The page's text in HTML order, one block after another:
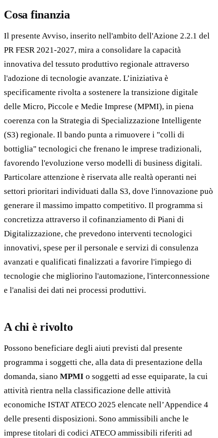
Cosa finanzia
Il presente Avviso, inserito nell'ambito dell'Azione 2.2.1 del
PR FESR 2021-2027, mira a consolidare la capacità
innovativa del tessuto produttivo regionale attraverso
l'adozione di tecnologie avanzate. L’iniziativa è
specificamente rivolta a sostenere la transizione digitale
delle Micro, Piccole e Medie Imprese (MPMI), in piena
coerenza con la Strategia di Specializzazione Intelligente
(S3) regionale. Il bando punta a rimuovere i "colli di
bottiglia" tecnologici che frenano le imprese tradizionali,
favorendo l'evoluzione verso modelli di business digitali.
Particolare attenzione è riservata alle realtà operanti nei
settori prioritari individuati dalla S3, dove l'innovazione può
generare il massimo impatto competitivo. Il programma si
concretizza attraverso il cofinanziamento di Piani di
Digitalizzazione, che prevedono interventi tecnologici
innovativi, spese per il personale e servizi di consulenza
avanzati e qualificati finalizzati a favorire l'impiego di
tecnologie che migliorino l'automazione, l'interconnessione
e l'analisi dei dati nei processi produttivi.
A chi è rivolto
Possono beneficiare degli aiuti previsti dal presente
programma i soggetti che, alla data di presentazione della
domanda, siano MPMI o soggetti ad esse equiparate, la cui
attività rientra nella classificazione delle attività
economiche ISTAT ATECO 2025 elencate nell’Appendice 4
delle presenti disposizioni. Sono ammissibili anche le
imprese titolari di codici ATECO ammissibili riferiti ad